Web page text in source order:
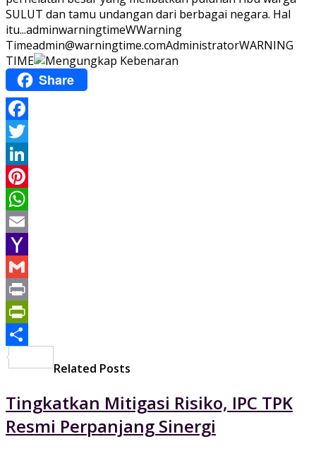
SULUT dan tamu undangan dari berbagai negara. Hal
itu...adminwarningtimeWWarning
Timeadmin@warningtime.comAdministratorWARNING
TIME
Share
Facebook
Twitter
LinkedIn
Pinterest
WhatsApp
Email
Yahoo
Mail
Gmail
Print
PrintFriendly
Related Posts
Tingkatkan Mitigasi Risiko, IPC TPK
Resmi Perpanjang Sinergi